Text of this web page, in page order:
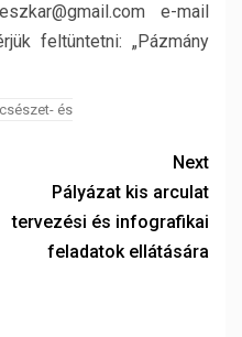
e-mail
feltüntetni: „Pázmány
és
Next
Pályázat kis arculat
tervezési és infografikai
feladatok ellátására